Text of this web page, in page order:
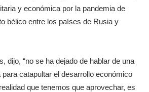
y económica por la pandemia de
bélico entre los países de Rusia y
dijo, “no se ha dejado de hablar de una
catapultar el desarrollo económico
que tenemos que aprovechar, es